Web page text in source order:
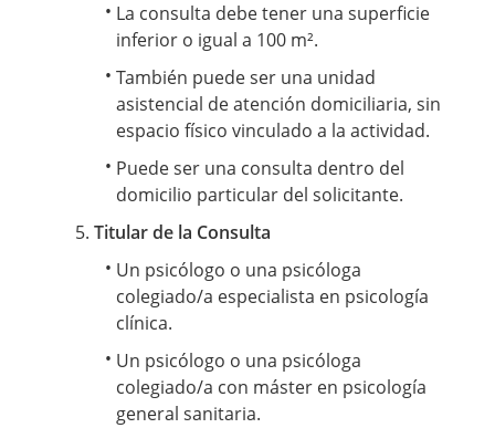
La consulta debe tener una superficie
inferior o igual a 100 m².
También puede ser una unidad
asistencial de atención domiciliaria, sin
espacio físico vinculado a la actividad.
Puede ser una consulta dentro del
domicilio particular del solicitante.
Titular de la Consulta
Un psicólogo o una psicóloga
colegiado/a especialista en psicología
clínica.
Un psicólogo o una psicóloga
colegiado/a con máster en psicología
general sanitaria.